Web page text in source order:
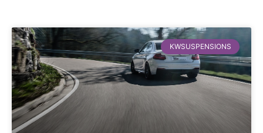
KWSUSPENSIONS